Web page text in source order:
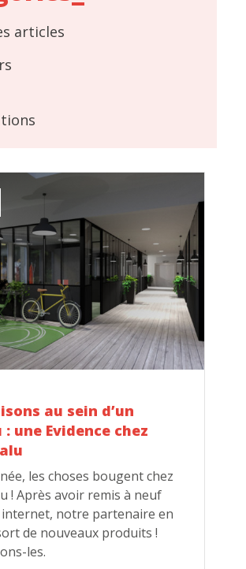
articles
au sein d’un
: une Evidence chez
les choses bougent chez
! Après avoir remis à neuf
notre partenaire en
de nouveaux produits !
les.